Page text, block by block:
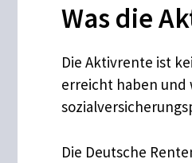
Was die
Die Aktivrente ist
erreicht haben und
Die Deutsche